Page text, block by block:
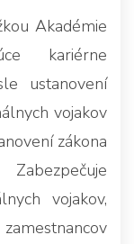
Akadémie
kariérne
ustanovení
vojakov
zákona
vojakov,